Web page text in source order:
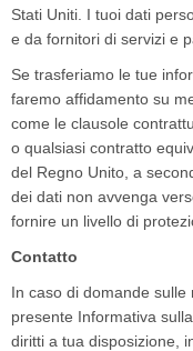
Stati Uniti. I tuoi dati
e da fornitori di servizi e
Se trasferiamo le tue
faremo affidamento su
come le clausole
o qualsiasi contratto
del Regno Unito, a
dei dati non avvenga
fornire un livello di
Contatto
In caso di domande
presente Informativa
diritti a tua disposizione,